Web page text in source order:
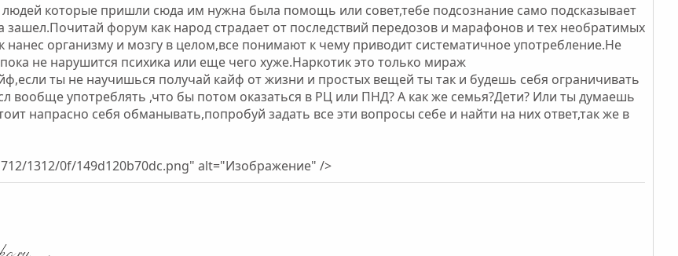
которые пришли сюда им нужна была помощь или совет,тебе подсознание само подсказывает
зашел.Почитай форум как народ страдает от последствий передозов и марафонов и тех необратимых
нанес организму и мозгу в целом,все понимают к чему приводит систематичное употребление.Не
не нарушится психика или еще чего хуже.Наркотик это только мираж
ты не научишься получай кайф от жизни и простых вещей ты так и будешь себя ограничивать
вообще употреблять ,что бы потом оказаться в РЦ или ПНД? А как же семья?Дети? Или ты думаешь
напрасно себя обманывать,попробуй задать все эти вопросы себе и найти на них ответ,так же в
1312/0f/149d120b70dc.png" alt="Изображение" />